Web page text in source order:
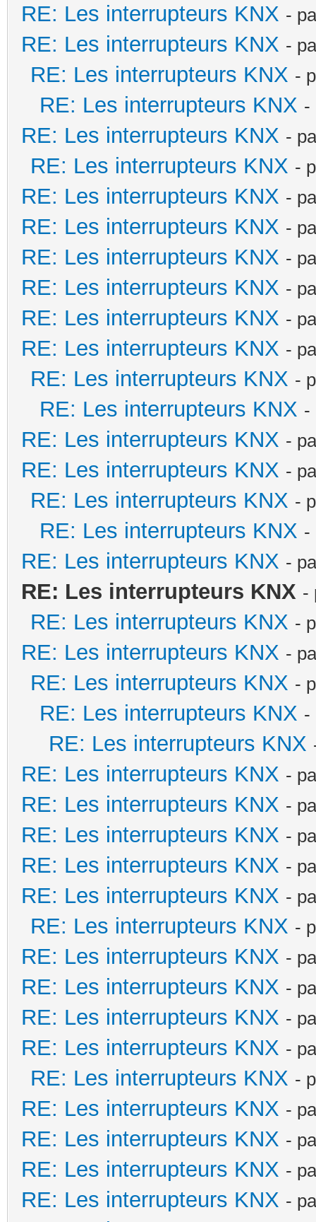
RE: Les interrupteurs KNX -
RE: Les interrupteurs KNX -
RE: Les interrupteurs KNX -
RE: Les interrupteurs KNX -
RE: Les interrupteurs KNX -
RE: Les interrupteurs KNX -
RE: Les interrupteurs KNX -
RE: Les interrupteurs KNX -
RE: Les interrupteurs KNX -
RE: Les interrupteurs KNX -
RE: Les interrupteurs KNX -
RE: Les interrupteurs KNX -
RE: Les interrupteurs KNX -
RE: Les interrupteurs KNX -
RE: Les interrupteurs KNX -
RE: Les interrupteurs KNX -
RE: Les interrupteurs KNX -
RE: Les interrupteurs KNX -
RE: Les interrupteurs KNX -
RE: Les interrupteurs KNX -
RE: Les interrupteurs KNX -
RE: Les interrupteurs KNX -
RE: Les interrupteurs KNX -
RE: Les interrupteurs KNX -
RE: Les interrupteurs KNX
RE: Les interrupteurs KNX -
RE: Les interrupteurs KNX -
RE: Les interrupteurs KNX -
RE: Les interrupteurs KNX -
RE: Les interrupteurs KNX -
RE: Les interrupteurs KNX -
RE: Les interrupteurs KNX -
RE: Les interrupteurs KNX -
RE: Les interrupteurs KNX -
RE: Les interrupteurs KNX -
RE: Les interrupteurs KNX -
RE: Les interrupteurs KNX -
RE: Les interrupteurs KNX -
RE: Les interrupteurs KNX -
RE: Les interrupteurs KNX -